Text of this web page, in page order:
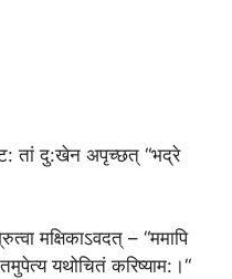
तां दु:खेन अपृच्छत्‌ “भद्रे
मक्षिकाऽवदत् – “ममापि
यथोचितं करिष्याम:।“